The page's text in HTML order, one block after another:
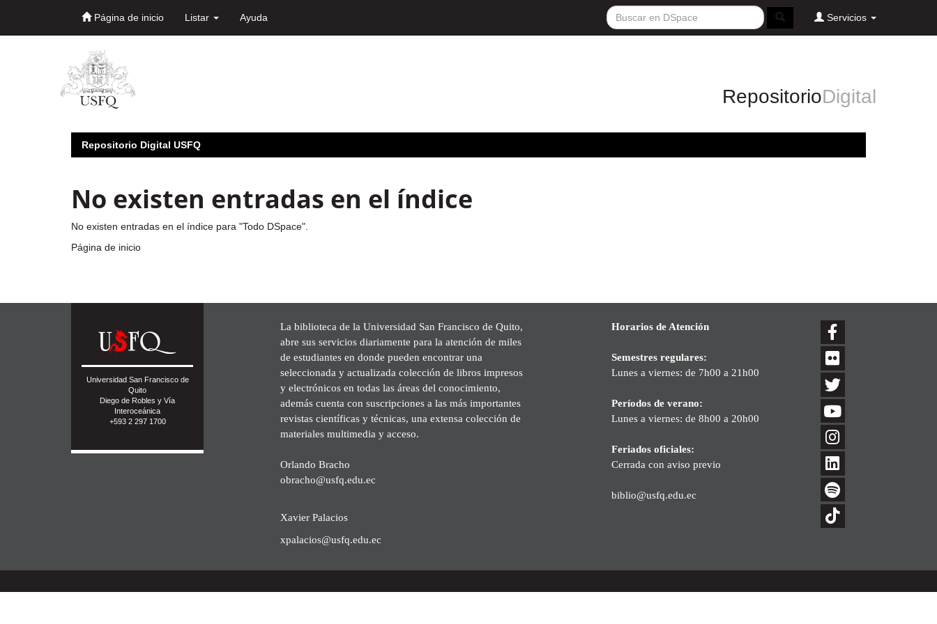
Página de inicio Listar Ayuda Servicios
RepositorioDigital
Repositorio Digital USFQ
No existen entradas en el índice
No existen entradas en el índice para "Todo DSpace".
Página de inicio
Universidad San Francisco de
Quito
Diego de Robles y Vía
Interoceánica
+593 2 297 1700
La biblioteca de la Universidad San Francisco de Quito,
abre sus servicios diariamente para la atención de miles
de estudiantes en donde pueden encontrar una
seleccionada y actualizada colección de libros impresos
y electrónicos en todas las áreas del conocimiento,
además cuenta con suscripciones a las más importantes
revistas científicas y técnicas, una extensa colección de
materiales multimedia y acceso.
Orlando Bracho
obracho@usfq.edu.ec
Xavier Palacios
xpalacios@usfq.edu.ec
Horarios de Atención
Semestres regulares:
Lunes a viernes: de 7h00 a 21h00
Períodos de verano:
Lunes a viernes: de 8h00 a 20h00
Feriados oficiales:
Cerrada con aviso previo
biblio@usfq.edu.ec